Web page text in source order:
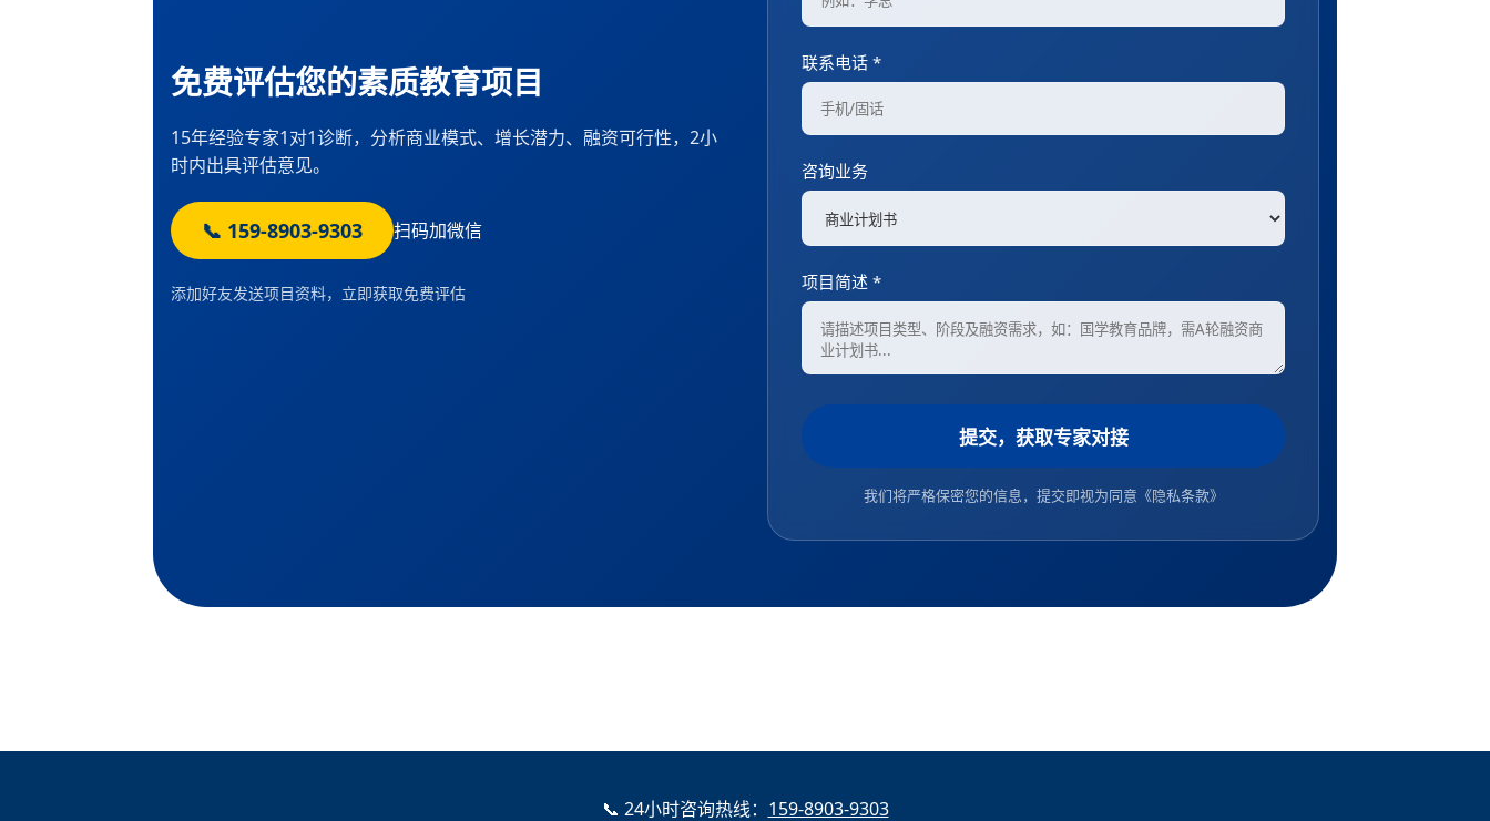
免费评估您的素质教育项目
15年经验专家1对1诊断，分析商业模式、增长潜力、融资可行性，2小
时内出具评估意见。
📞 159-8903-9303 扫码加微信
添加好友发送项目资料，立即获取免费评估
联系电话 *
咨询业务
项目简述 *
提交，获取专家对接
我们将严格保密您的信息，提交即视为同意 《隐私条款》
📞 24小时咨询热线： 159-8903-9303